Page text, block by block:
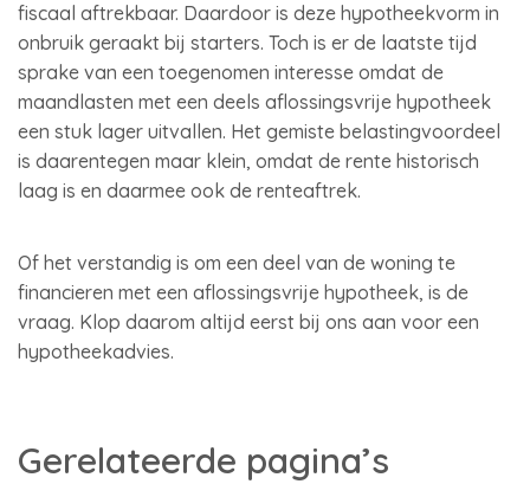
fiscaal aftrekbaar. Daardoor is deze hypotheekvorm in
onbruik geraakt bij starters. Toch is er de laatste tijd
sprake van een toegenomen interesse omdat de
maandlasten met een deels aflossingsvrije hypotheek
een stuk lager uitvallen. Het gemiste belastingvoordeel
is daarentegen maar klein, omdat de rente historisch
laag is en daarmee ook de renteaftrek.
Of het verstandig is om een deel van de woning te
financieren met een aflossingsvrije hypotheek, is de
vraag. Klop daarom altijd eerst bij ons aan voor een
hypotheekadvies.
Gerelateerde pagina’s